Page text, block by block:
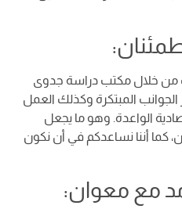
من خلال مكتب دراسة جدوى
المبتكرة وكذلك العمل
الواعدة. وهو ما يجعل
كما أننا نساعدكم في أن نكون
مع معوان: